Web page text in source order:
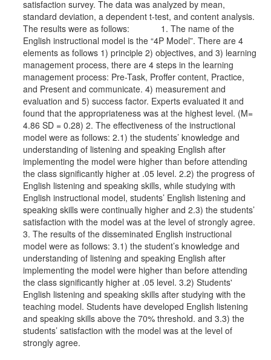
satisfaction survey. The data was analyzed by mean,
standard deviation, a dependent t-test, and content analysis.
The results were as follows: 1. The name of the
English instructional model is the “4P Model”. There are 4
elements as follows 1) principle 2) objectives, and 3) learning
management process, there are 4 steps in the learning
management process: Pre-Task, Proffer content, Practice,
and Present and communicate. 4) measurement and
evaluation and 5) success factor. Experts evaluated it and
found that the appropriateness was at the highest level. (M=
4.86 SD = 0.28) 2. The effectiveness of the instructional
model were as follows: 2.1) the students’ knowledge and
understanding of listening and speaking English after
implementing the model were higher than before attending
the class significantly higher at .05 level. 2.2) the progress of
English listening and speaking skills, while studying with
English instructional model, students’ English listening and
speaking skills were continually higher and 2.3) the students’
satisfaction with the model was at the level of strongly agree.
3. The results of the disseminated English instructional
model were as follows: 3.1) the student’s knowledge and
understanding of listening and speaking English after
implementing the model were higher than before attending
the class significantly higher at .05 level. 3.2) Students'
English listening and speaking skills after studying with the
teaching model. Students have developed English listening
and speaking skills above the 70% threshold. and 3.3) the
students’ satisfaction with the model was at the level of
strongly agree.